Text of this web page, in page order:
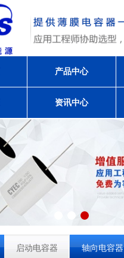
产品中心
资讯中心
启动电容器 轴向电容器